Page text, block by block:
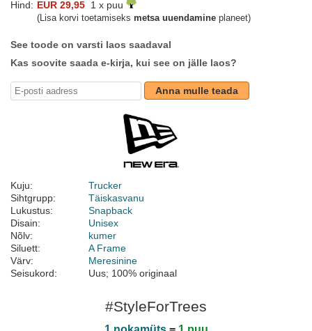
Hind: EUR 29,95 1 x puu
(Lisa korvi toetamiseks metsa uuendamine planeet)
See toode on varsti laos saadaval
Kas soovite saada e-kirja, kui see on jälle laos?
Anna mulle teada
Kuju:
Trucker
Sihtgrupp:
Täiskasvanu
Lukustus:
Snapback
Disain:
Unisex
Nõlv:
kumer
Siluett:
A Frame
Värv:
Meresinine
Seisukord:
Uus; 100% originaal
#StyleForTrees